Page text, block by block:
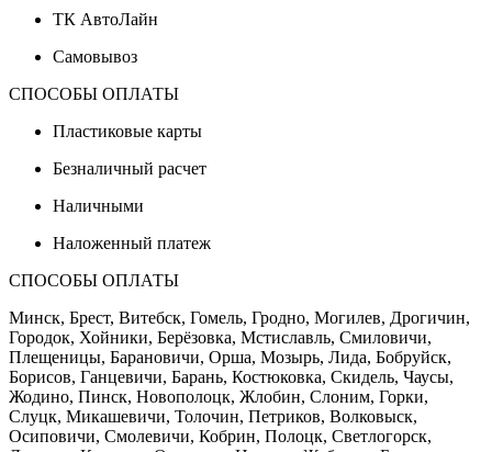
ТК АвтоЛайн
Самовывоз
СПОСОБЫ ОПЛАТЫ
Пластиковые карты
Безналичный расчет
Наличными
Наложенный платеж
СПОСОБЫ ОПЛАТЫ
Минск, Брест, Витебск, Гомель, Гродно, Могилев, Дрогичин,
Городок, Хойники, Берёзовка, Мстиславль, Смиловичи,
Плещеницы, Барановичи, Орша, Мозырь, Лида, Бобруйск,
Борисов, Ганцевичи, Барань, Костюковка, Скидель, Чаусы,
Жодино, Пинск, Новополоцк, Жлобин, Слоним, Горки,
Слуцк, Микашевичи, Толочин, Петриков, Волковыск,
Осиповичи, Смолевичи, Кобрин, Полоцк, Светлогорск,